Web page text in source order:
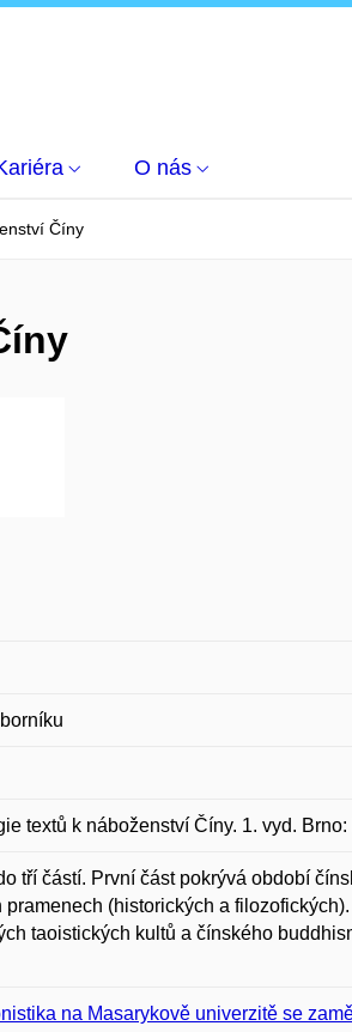
O nás
Číny
textů k náboženství Číny. 1. vyd.
tří částí. První část pokrývá období
(historických a
taoistických kultů a čínského
na Masarykově univerzitě se